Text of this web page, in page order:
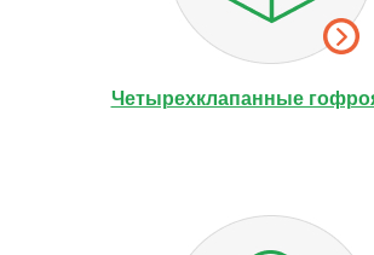
Четырехклапанные